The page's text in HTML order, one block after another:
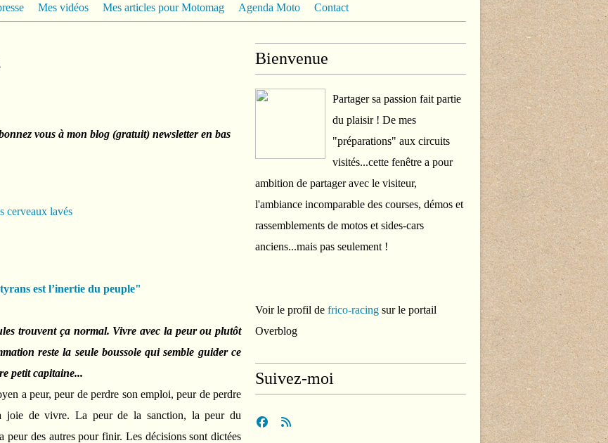
Mes vidéos Mes articles pour Motomag Agenda Moto Contact
vous à mon blog (gratuit) newsletter en bas
est l’inertie du peuple"
trouvent ça normal. Vivre avec la peur ou plutôt
reste la seule boussole qui semble guider ce
petit capitaine...
a peur, peur de perdre son emploi, peur de perdre
joie de vivre. La peur de la sanction, la peur du
peur des autres pour finir. Les décisions sont dictées
Bienvenue
Partager sa passion fait partie
du plaisir ! De mes
"préparations" aux circuits
visités...cette fenêtre a pour
ambition de partager avec le visiteur,
l'ambiance incomparable des courses, démos et
rassemblements de motos et sides-cars
anciens...mais pas seulement !
Voir le profil de frico-racing sur le portail
Overblog
Suivez-moi